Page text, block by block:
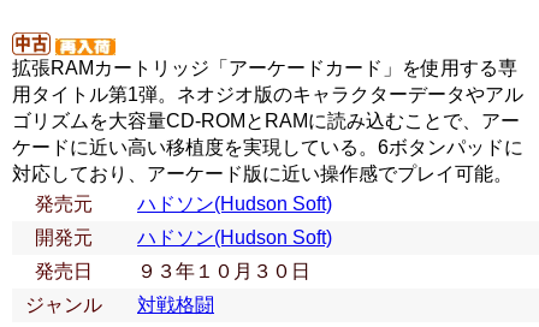
拡張RAMカートリッジ「アーケードカード」を使用する専
用タイトル第1弾。ネオジオ版のキャラクターデータやアル
ゴリズムを大容量CD-ROMとRAMに読み込むことで、アー
ケードに近い高い移植度を実現している。6ボタンパッドに
対応しており、アーケード版に近い操作感でプレイ可能。
発売元
ハドソン(Hudson Soft)
開発元
ハドソン(Hudson Soft)
発売日
９３年１０月３０日
ジャンル
対戦格闘